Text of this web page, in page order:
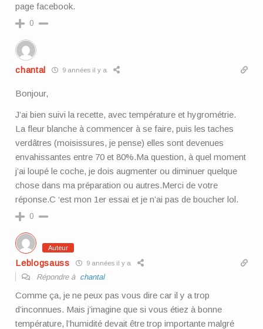
page facebook.
0
chantal 9 années il y a
Bonjour,
J’ai bien suivi la recette, avec température et hygrométrie.
La fleur blanche à commencer à se faire, puis les taches
verdâtres (moisissures, je pense) elles sont devenues
envahissantes entre 70 et 80%.Ma question, à quel moment
j’ai loupé le coche, je dois augmenter ou diminuer quelque
chose dans ma préparation ou autres.Merci de votre
réponse.C ‘est mon 1er essai et je n’ai pas de boucher lol.
0
Auteur
Leblogsauss 9 années il y a
Répondre à chantal
Comme ça, je ne peux pas vous dire car il y a trop
d’inconnues. Mais j’imagine que si vous étiez à bonne
température, l’humidité devait être trop importante malgré